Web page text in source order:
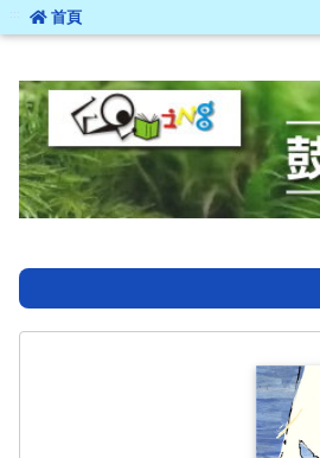
::: 首頁